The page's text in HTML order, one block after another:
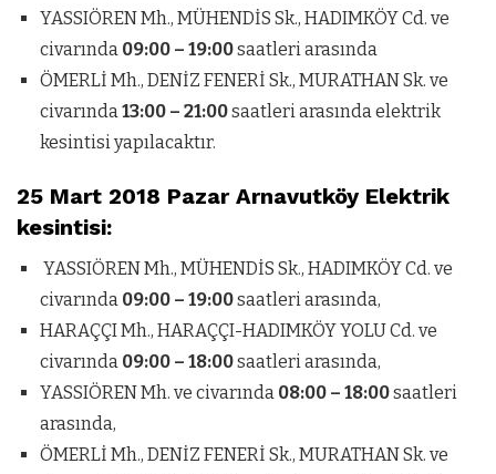
YASSIÖREN Mh., MÜHENDİS Sk., HADIMKÖY Cd. ve
civarında 09:00 – 19:00saatleri arasında
ÖMERLİ Mh., DENİZ FENERİ Sk., MURATHAN Sk. ve
civarında13:00 – 21:00saatleri arasında elektrik
kesintisi yapılacaktır.
25 Mart 2018 Pazar Arnavutköy Elektrik
kesintisi:
YASSIÖREN Mh., MÜHENDİS Sk., HADIMKÖY Cd. ve
civarında 09:00 – 19:00saatleri arasında,
HARAÇÇI Mh., HARAÇÇI-HADIMKÖY YOLU Cd. ve
civarında 09:00 – 18:00saatleri arasında,
YASSIÖREN Mh. ve civarında 08:00 – 18:00saatleri
arasında,
ÖMERLİ Mh., DENİZ FENERİ Sk., MURATHAN Sk. ve